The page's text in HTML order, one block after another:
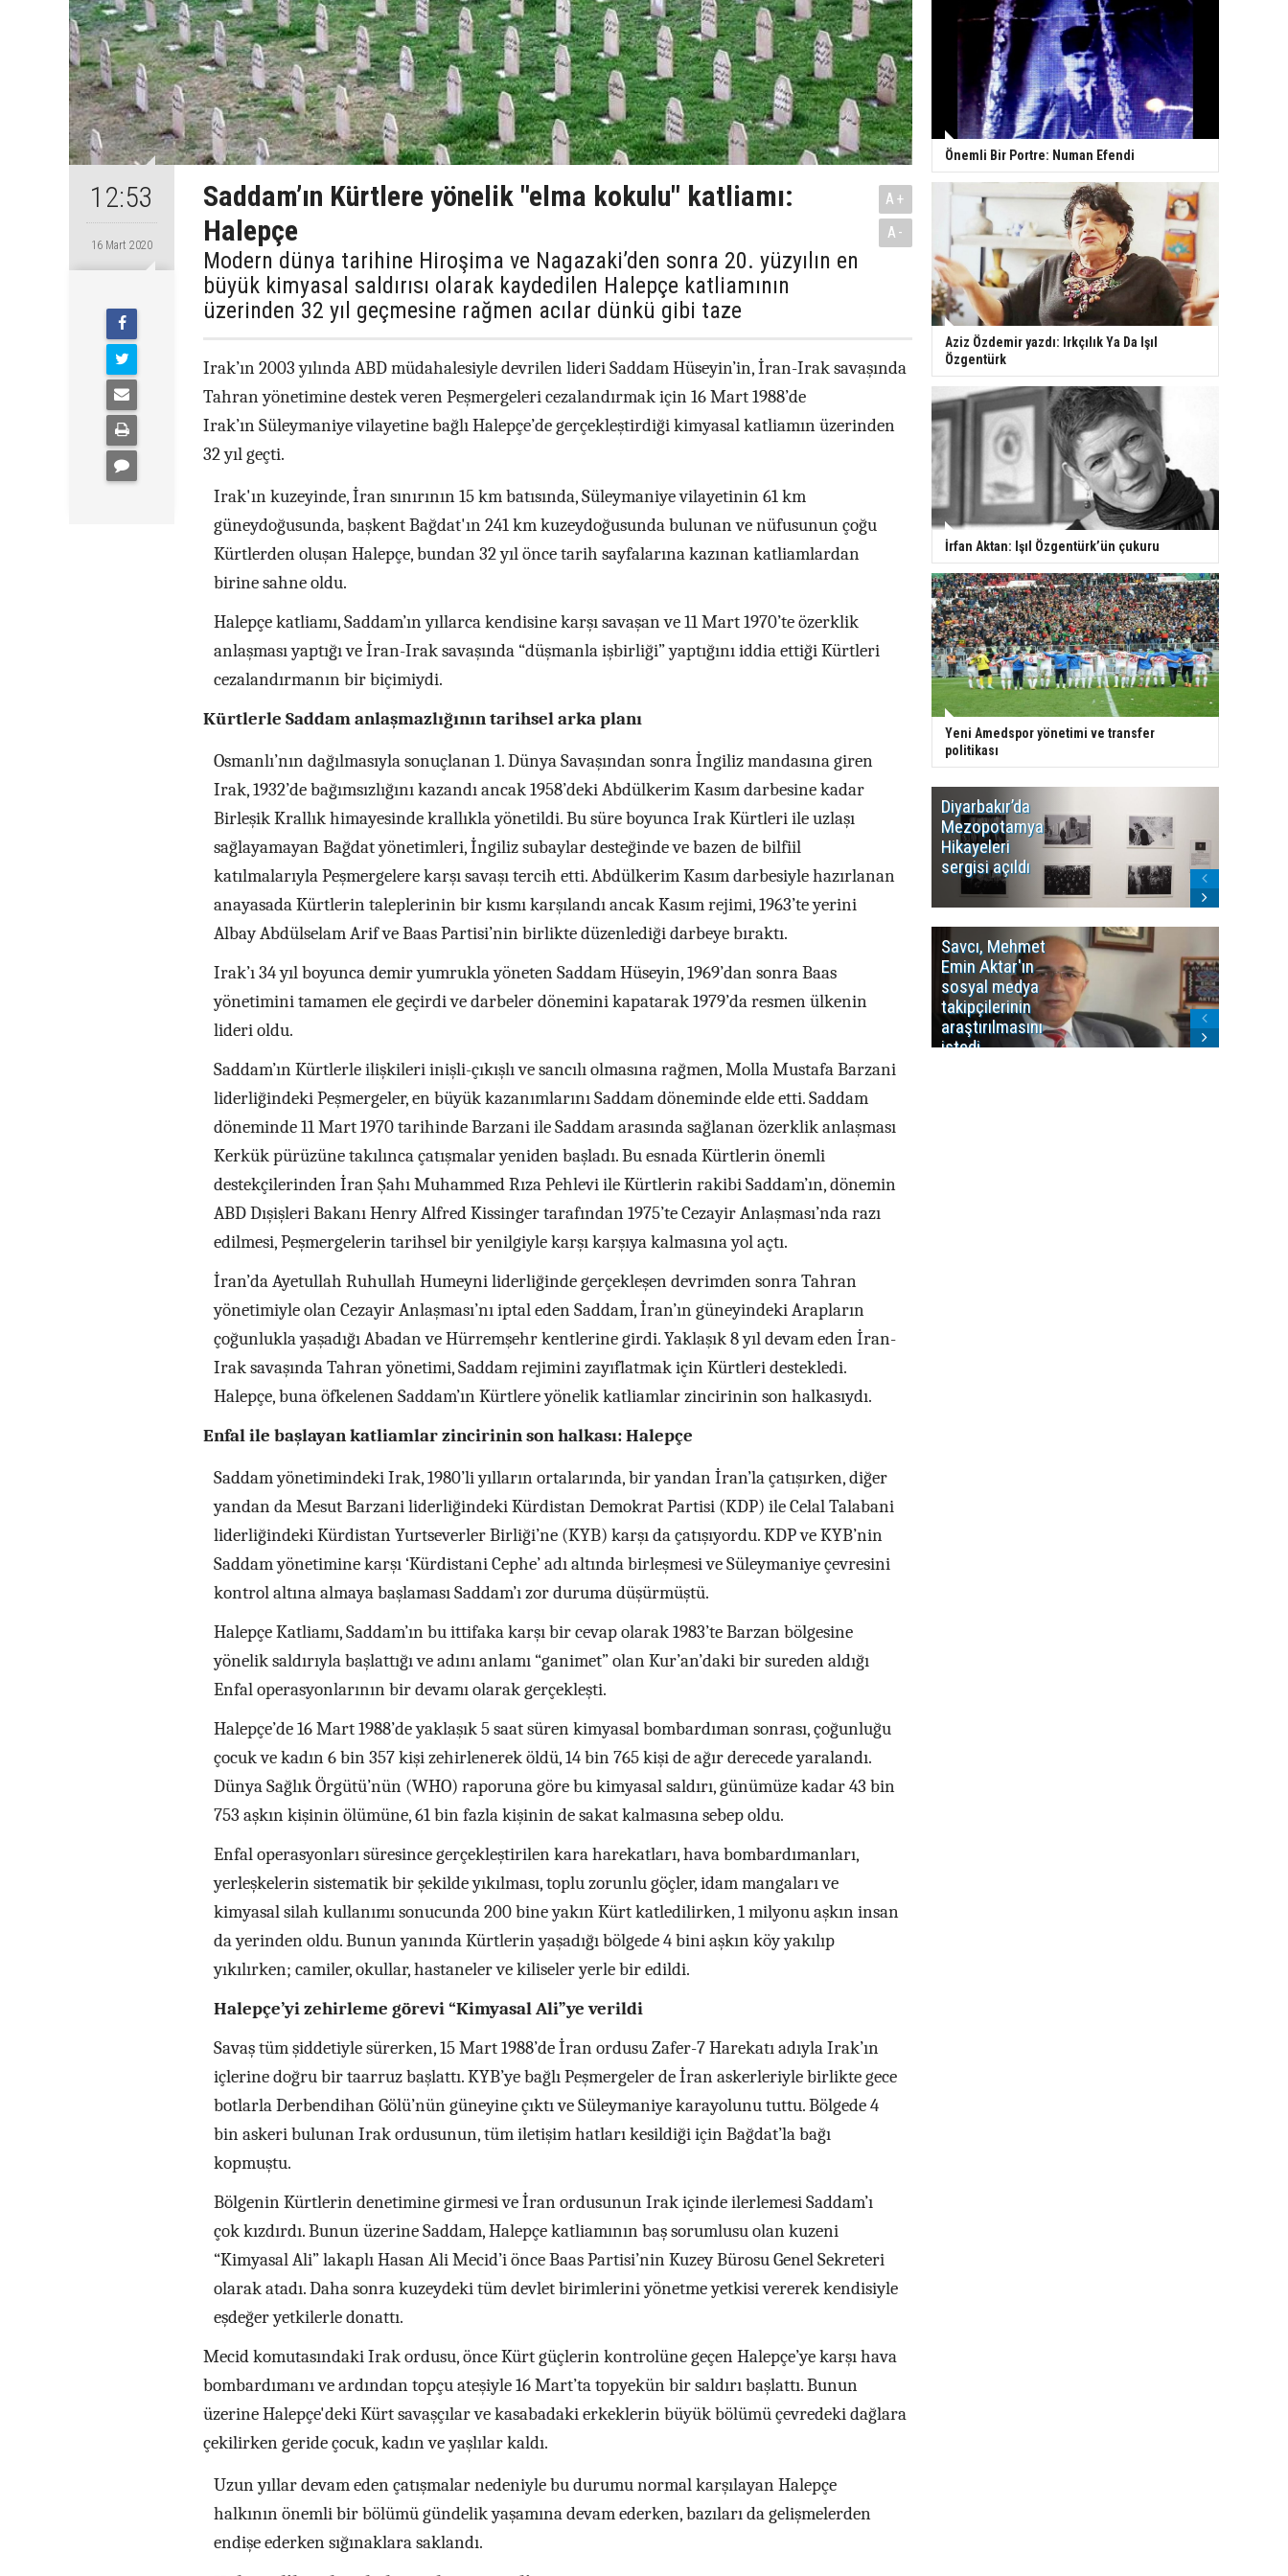
12:53
16 Mart 2020
Saddam’ın Kürtlere yönelik "elma kokulu" katliamı:
Halepçe
Modern dünya tarihine Hiroşima ve Nagazaki’den sonra 20. yüzyılın en
büyük kimyasal saldırısı olarak kaydedilen Halepçe katliamının
üzerinden 32 yıl geçmesine rağmen acılar dünkü gibi taze
A+
A-
Irak’ın 2003 yılında ABD müdahalesiyle devrilen lideri Saddam Hüseyin’in, İran-Irak savaşında
Tahran yönetimine destek veren Peşmergeleri cezalandırmak için 16 Mart 1988’de
Irak’ın Süleymaniye vilayetine bağlı Halepçe’de gerçekleştirdiği kimyasal katliamın üzerinden
32 yıl geçti.
Irak'ın kuzeyinde, İran sınırının 15 km batısında, Süleymaniye vilayetinin 61 km
güneydoğusunda, başkent Bağdat'ın 241 km kuzeydoğusunda bulunan ve nüfusunun çoğu
Kürtlerden oluşan Halepçe, bundan 32 yıl önce tarih sayfalarına kazınan katliamlardan
birine sahne oldu.
Halepçe katliamı, Saddam’ın yıllarca kendisine karşı savaşan ve 11 Mart 1970’te özerklik
anlaşması yaptığı ve İran-Irak savaşında “düşmanla işbirliği” yaptığını iddia ettiği Kürtleri
cezalandırmanın bir biçimiydi.
Kürtlerle Saddam anlaşmazlığının tarihsel arka planı
Osmanlı’nın dağılmasıyla sonuçlanan 1. Dünya Savaşından sonra İngiliz mandasına giren
Irak, 1932’de bağımsızlığını kazandı ancak 1958’deki Abdülkerim Kasım darbesine kadar
Birleşik Krallık himayesinde krallıkla yönetildi. Bu süre boyunca Irak Kürtleri ile uzlaşı
sağlayamayan Bağdat yönetimleri, İngiliz subaylar desteğinde ve bazen de bilfiil
katılmalarıyla Peşmergelere karşı savaşı tercih etti. Abdülkerim Kasım darbesiyle hazırlanan
anayasada Kürtlerin taleplerinin bir kısmı karşılandı ancak Kasım rejimi, 1963’te yerini
Albay Abdülselam Arif ve Baas Partisi’nin birlikte düzenlediği darbeye bıraktı.
Irak’ı 34 yıl boyunca demir yumrukla yöneten Saddam Hüseyin, 1969’dan sonra Baas
yönetimini tamamen ele geçirdi ve darbeler dönemini kapatarak 1979’da resmen ülkenin
lideri oldu.
Saddam’ın Kürtlerle ilişkileri inişli-çıkışlı ve sancılı olmasına rağmen, Molla Mustafa Barzani
liderliğindeki Peşmergeler, en büyük kazanımlarını Saddam döneminde elde etti. Saddam
döneminde 11 Mart 1970 tarihinde Barzani ile Saddam arasında sağlanan özerklik anlaşması
Kerkük pürüzüne takılınca çatışmalar yeniden başladı. Bu esnada Kürtlerin önemli
destekçilerinden İran Şahı Muhammed Rıza Pehlevi ile Kürtlerin rakibi Saddam’ın, dönemin
ABD Dışişleri Bakanı Henry Alfred Kissinger tarafından 1975’te Cezayir Anlaşması’nda razı
edilmesi, Peşmergelerin tarihsel bir yenilgiyle karşı karşıya kalmasına yol açtı.
İran’da Ayetullah Ruhullah Humeyni liderliğinde gerçekleşen devrimden sonra Tahran
yönetimiyle olan Cezayir Anlaşması’nı iptal eden Saddam, İran’ın güneyindeki Arapların
çoğunlukla yaşadığı Abadan ve Hürremşehr kentlerine girdi. Yaklaşık 8 yıl devam eden İran-
Irak savaşında Tahran yönetimi, Saddam rejimini zayıflatmak için Kürtleri destekledi.
Halepçe, buna öfkelenen Saddam’ın Kürtlere yönelik katliamlar zincirinin son halkasıydı.
Enfal ile başlayan katliamlar zincirinin son halkası: Halepçe
Saddam yönetimindeki Irak, 1980’li yılların ortalarında, bir yandan İran’la çatışırken, diğer
yandan da Mesut Barzani liderliğindeki Kürdistan Demokrat Partisi (KDP) ile Celal Talabani
liderliğindeki Kürdistan Yurtseverler Birliği’ne (KYB) karşı da çatışıyordu. KDP ve KYB’nin
Saddam yönetimine karşı ‘Kürdistani Cephe’ adı altında birleşmesi ve Süleymaniye çevresini
kontrol altına almaya başlaması Saddam’ı zor duruma düşürmüştü.
Halepçe Katliamı, Saddam’ın bu ittifaka karşı bir cevap olarak 1983’te Barzan bölgesine
yönelik saldırıyla başlattığı ve adını anlamı “ganimet” olan Kur’an’daki bir sureden aldığı
Enfal operasyonlarının bir devamı olarak gerçekleşti.
Halepçe’de 16 Mart 1988’de yaklaşık 5 saat süren kimyasal bombardıman sonrası, çoğunluğu
çocuk ve kadın 6 bin 357 kişi zehirlenerek öldü, 14 bin 765 kişi de ağır derecede yaralandı.
Dünya Sağlık Örgütü’nün (WHO) raporuna göre bu kimyasal saldırı, günümüze kadar 43 bin
753 aşkın kişinin ölümüne, 61 bin fazla kişinin de sakat kalmasına sebep oldu.
Enfal operasyonları süresince gerçekleştirilen kara harekatları, hava bombardımanları,
yerleşkelerin sistematik bir şekilde yıkılması, toplu zorunlu göçler, idam mangaları ve
kimyasal silah kullanımı sonucunda 200 bine yakın Kürt katledilirken, 1 milyonu aşkın insan
da yerinden oldu. Bunun yanında Kürtlerin yaşadığı bölgede 4 bini aşkın köy yakılıp
yıkılırken; camiler, okullar, hastaneler ve kiliseler yerle bir edildi.
Halepçe’yi zehirleme görevi “Kimyasal Ali”ye verildi
Savaş tüm şiddetiyle sürerken, 15 Mart 1988’de İran ordusu Zafer-7 Harekatı adıyla Irak’ın
içlerine doğru bir taarruz başlattı. KYB’ye bağlı Peşmergeler de İran askerleriyle birlikte gece
botlarla Derbendihan Gölü’nün güneyine çıktı ve Süleymaniye karayolunu tuttu. Bölgede 4
bin askeri bulunan Irak ordusunun, tüm iletişim hatları kesildiği için Bağdat’la bağı
kopmuştu.
Bölgenin Kürtlerin denetimine girmesi ve İran ordusunun Irak içinde ilerlemesi Saddam’ı
çok kızdırdı. Bunun üzerine Saddam, Halepçe katliamının baş sorumlusu olan kuzeni
“Kimyasal Ali” lakaplı Hasan Ali Mecid’i önce Baas Partisi’nin Kuzey Bürosu Genel Sekreteri
olarak atadı. Daha sonra kuzeydeki tüm devlet birimlerini yönetme yetkisi vererek kendisiyle
eşdeğer yetkilerle donattı.
Mecid komutasındaki Irak ordusu, önce Kürt güçlerin kontrolüne geçen Halepçe’ye karşı hava
bombardımanı ve ardından topçu ateşiyle 16 Mart’ta topyekün bir saldırı başlattı. Bunun
üzerine Halepçe'deki Kürt savaşçılar ve kasabadaki erkeklerin büyük bölümü çevredeki dağlara
çekilirken geride çocuk, kadın ve yaşlılar kaldı.
Uzun yıllar devam eden çatışmalar nedeniyle bu durumu normal karşılayan Halepçe
halkının önemli bir bölümü gündelik yaşamına devam ederken, bazıları da gelişmelerden
endişe ederken sığınaklara saklandı.
Önemli Bir Portre: Numan Efendi
Aziz Özdemir yazdı: Irkçılık Ya Da Işıl
Özgentürk
İrfan Aktan: Işıl Özgentürk’ün çukuru
Yeni Amedspor yönetimi ve transfer
politikası
Diyarbakır’da
Mezopotamya
Hikayeleri
sergisi açıldı
Savcı, Mehmet
Emin Aktar'ın
sosyal medya
takipçilerinin
araştırılmasını
istedi